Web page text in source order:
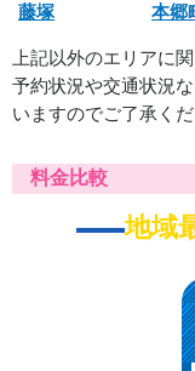
藤塚
本郷
上記以外のエリアに
予約状況や交通状況
いますのでご了承くだ
料金比較
地域